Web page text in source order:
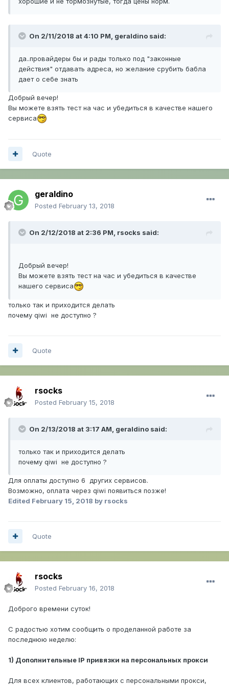
On 2/11/2018 at 4:10 PM, geraldino said:
да..провайдеры бы и рады только под "законные
действия" отдавать адреса, но желание срубить бабла
дает о себе знать
Добрый вечер!
Вы можете взять тест на час и убедиться в качестве нашего
сервиса
Quote
geraldino
Posted February 13, 2018
On 2/12/2018 at 2:36 PM, rsocks said:
Добрый вечер!
Вы можете взять тест на час и убедиться в качестве
нашего сервиса
только так и приходится делать
почему qiwi не доступно ?
Quote
rsocks
Posted February 15, 2018
On 2/13/2018 at 3:17 AM, geraldino said:
только так и приходится делать
почему qiwi не доступно ?
Для оплаты доступно 6 других сервисов.
Возможно, оплата через qiwi появиться позже!
Edited February 15, 2018 by rsocks
Quote
rsocks
Posted February 16, 2018
Доброго времени суток!
С радостью хотим сообщить о проделанной работе за
последнюю неделю:
1) Дополнительные IP привязки на персональных прокси
Для всех клиентов, работающих с персональными прокси,